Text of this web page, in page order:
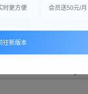
时更方便 会员送50元/月
往新版本